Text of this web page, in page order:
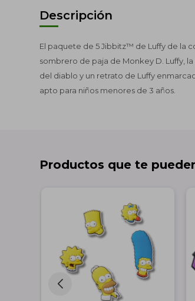
Descripción
El paquete de 5 Jibbitz™ de Luffy de la
sombrero de paja de Monkey D. Luffy,
del diablo y un retrato de Luffy
apto para niños menores de 3 años.
Productos que te